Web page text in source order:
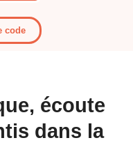
code
écoute
dans la